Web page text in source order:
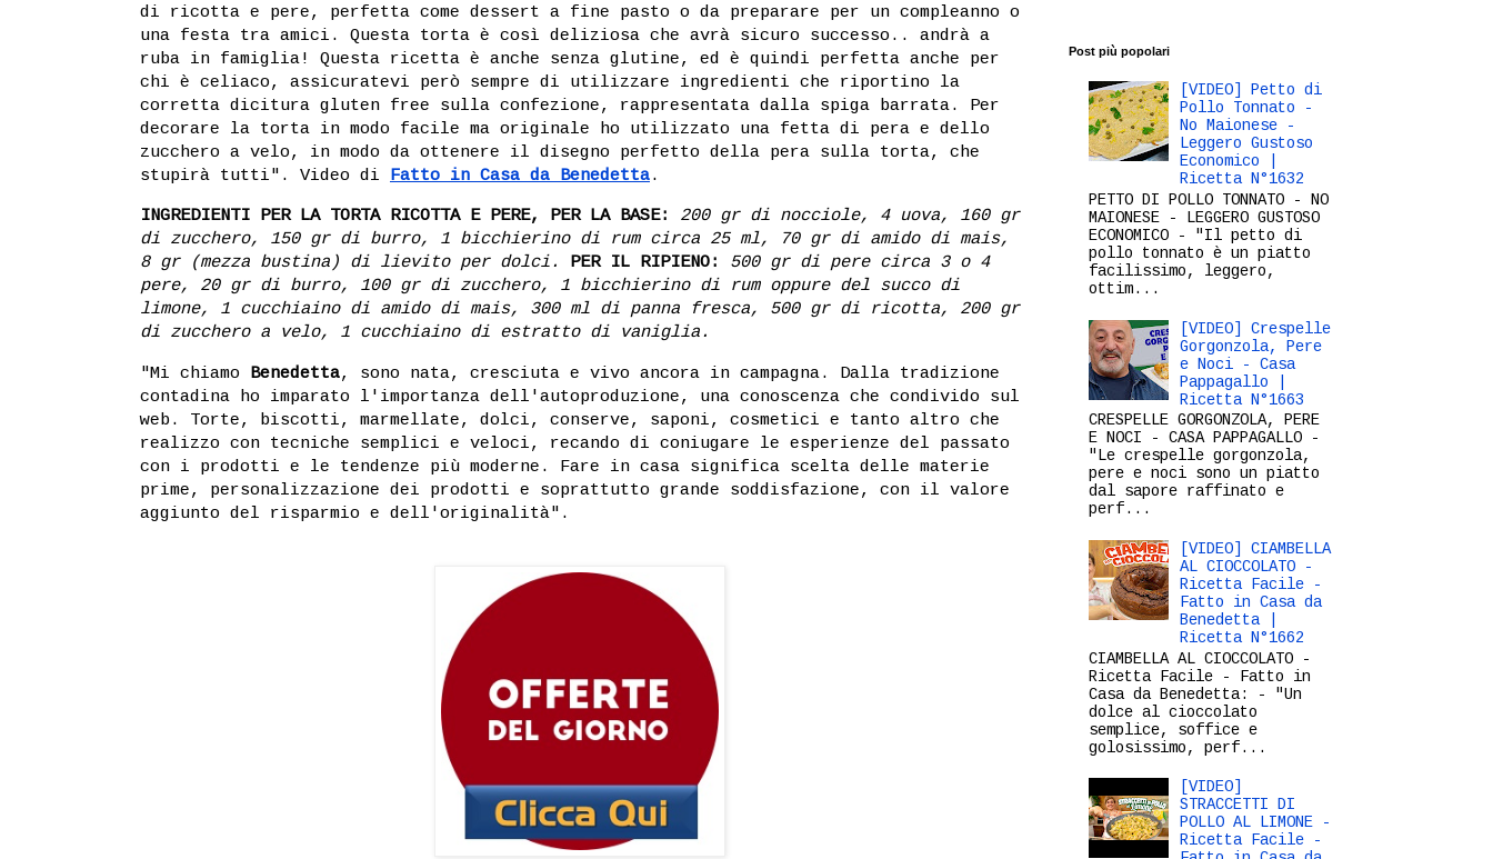
di ricotta e pere, perfetta come dessert a fine pasto o da preparare per un compleanno o
una festa tra amici. Questa torta è così deliziosa che avrà sicuro successo.. andrà a
ruba in famiglia! Questa ricetta è anche senza glutine, ed è quindi perfetta anche per
chi è celiaco, assicuratevi però sempre di utilizzare ingredienti che riportino la
corretta dicitura gluten free sulla confezione, rappresentata dalla spiga barrata. Per
decorare la torta in modo facile ma originale ho utilizzato una fetta di pera e dello
zucchero a velo, in modo da ottenere il disegno perfetto della pera sulla torta, che
stupirà tutti". Video di Fatto in Casa da Benedetta.
INGREDIENTI PER LA TORTA RICOTTA E PERE, PER LA BASE:
200 gr di nocciole, 4 uova, 160 gr
di zucchero, 150 gr di burro, 1 bicchierino di rum circa 25 ml, 70 gr di amido di mais,
8 gr (mezza bustina) di lievito per dolci.
PER IL RIPIENO:
500 gr di pere circa 3 o 4
pere, 20 gr di burro, 100 gr di zucchero, 1 bicchierino di rum oppure del succo di
limone, 1 cucchiaino di amido di mais, 300 ml di panna fresca, 500 gr di ricotta, 200 gr
di zucchero a velo, 1 cucchiaino di estratto di vaniglia.
"Mi chiamo Benedetta, sono nata, cresciuta e vivo ancora in campagna. Dalla tradizione
contadina ho imparato l'importanza dell'autoproduzione, una conoscenza che condivido sul
web. Torte, biscotti, marmellate, dolci, conserve, saponi, cosmetici e tanto altro che
realizzo con tecniche semplici e veloci, recando di coniugare le esperienze del passato
con i prodotti e le tendenze più moderne. Fare in casa significa scelta delle materie
prime, personalizzazione dei prodotti e soprattutto grande soddisfazione, con il valore
aggiunto del risparmio e dell'originalità".
Post più popolari
[VIDEO] Petto di
Pollo Tonnato -
No Maionese -
Leggero Gustoso
Economico |
Ricetta N°1632
PETTO DI POLLO TONNATO - NO
MAIONESE - LEGGERO GUSTOSO
ECONOMICO - "Il petto di
pollo tonnato è un piatto
facilissimo, leggero,
ottim...
[VIDEO] Crespelle
Gorgonzola, Pere
e Noci - Casa
Pappagallo |
Ricetta N°1663
CRESPELLE GORGONZOLA, PERE
E NOCI - CASA PAPPAGALLO -
"Le crespelle gorgonzola,
pere e noci sono un piatto
dal sapore raffinato e
perf...
[VIDEO] CIAMBELLA
AL CIOCCOLATO -
Ricetta Facile -
Fatto in Casa da
Benedetta |
Ricetta N°1662
CIAMBELLA AL CIOCCOLATO -
Ricetta Facile - Fatto in
Casa da Benedetta: - "Un
dolce al cioccolato
semplice, soffice e
golosissimo, perf...
[VIDEO]
STRACCETTI DI
POLLO AL LIMONE -
Ricetta Facile -